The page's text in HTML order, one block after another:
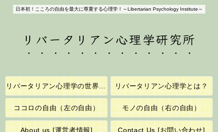
日本初！こころの自由を最大に尊重する心理学！～Libertarian Psychology Institute～
リバータリアン心理学研究所
リバータリアン心理学の世界へようこそ！ リバータリアン心理学とは？
ココロの自由（左の自由） モノの自由（右の自由）
About us [運営者情報] Contact Us [お問い合わせ]